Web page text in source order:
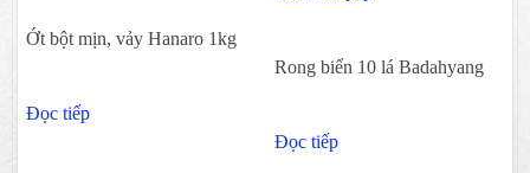
Ớt bột mịn, vảy Hanaro 1kg
Đọc tiếp
Rong biển 10 lá Badahyang
Đọc tiếp